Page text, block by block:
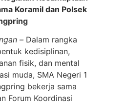
Koramil dan Polsek
– Dalam rangka
kedisiplinan,
fisik, dan mental
muda, SMA Negeri 1
bekerja sama
Forum Koordinasi